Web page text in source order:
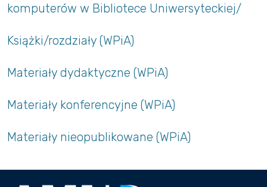
komputerów w Bibliotece Uniwersyteckiej/
Książki/rozdziały (WPiA)
Materiały dydaktyczne (WPiA)
Materiały konferencyjne (WPiA)
Materiały nieopublikowane (WPiA)